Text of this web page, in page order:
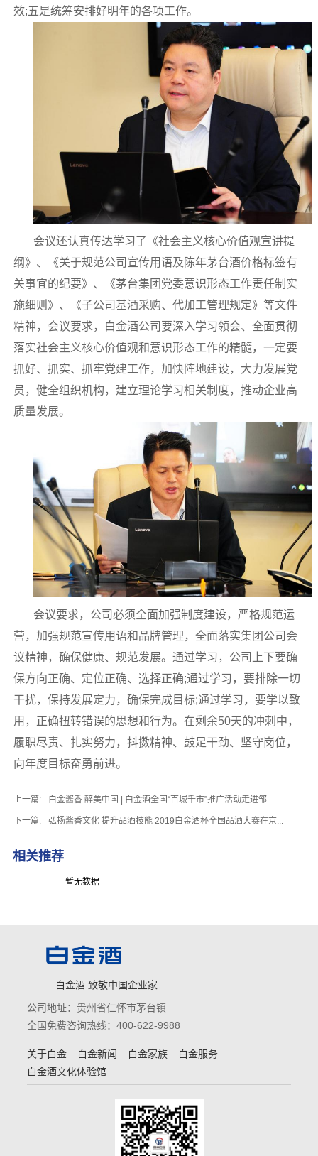
效;五是统筹安排好明年的各项工作。
会议还认真传达学习了《社会主义核心价值观宣讲提
纲》、《关于规范公司宣传用语及陈年茅台酒价格标签有
关事宜的纪要》、《茅台集团党委意识形态工作责任制实
施细则》、《子公司基酒采购、代加工管理规定》等文件
精神，会议要求，白金酒公司要深入学习领会、全面贯彻
落实社会主义核心价值观和意识形态工作的精髓，一定要
抓好、抓实、抓牢党建工作，加快阵地建设，大力发展党
员，健全组织机构，建立理论学习相关制度，推动企业高
质量发展。
会议要求，公司必须全面加强制度建设，严格规范运
营，加强规范宣传用语和品牌管理，全面落实集团公司会
议精神，确保健康、规范发展。通过学习，公司上下要确
保方向正确、定位正确、选择正确;通过学习，要排除一切
干扰，保持发展定力，确保完成目标;通过学习，要学以致
用，正确扭转错误的思想和行为。在剩余50天的冲刺中，
履职尽责、扎实努力，抖擞精神、鼓足干劲、坚守岗位，
向年度目标奋勇前进。
上一篇: 白金酱香 醉美中国 | 白金酒全国“百城千市”推广活动走进邹...
下一篇: 弘扬酱香文化 提升品酒技能 2019白金酒杯全国品酒大赛在京...
相关推荐
暂无数据
白金酒 致敬中国企业家
公司地址：贵州省仁怀市茅台镇
全国免费咨询热线：400-622-9988
关于白金 白金新闻 白金家族
白金服务
白金酒文化体验馆